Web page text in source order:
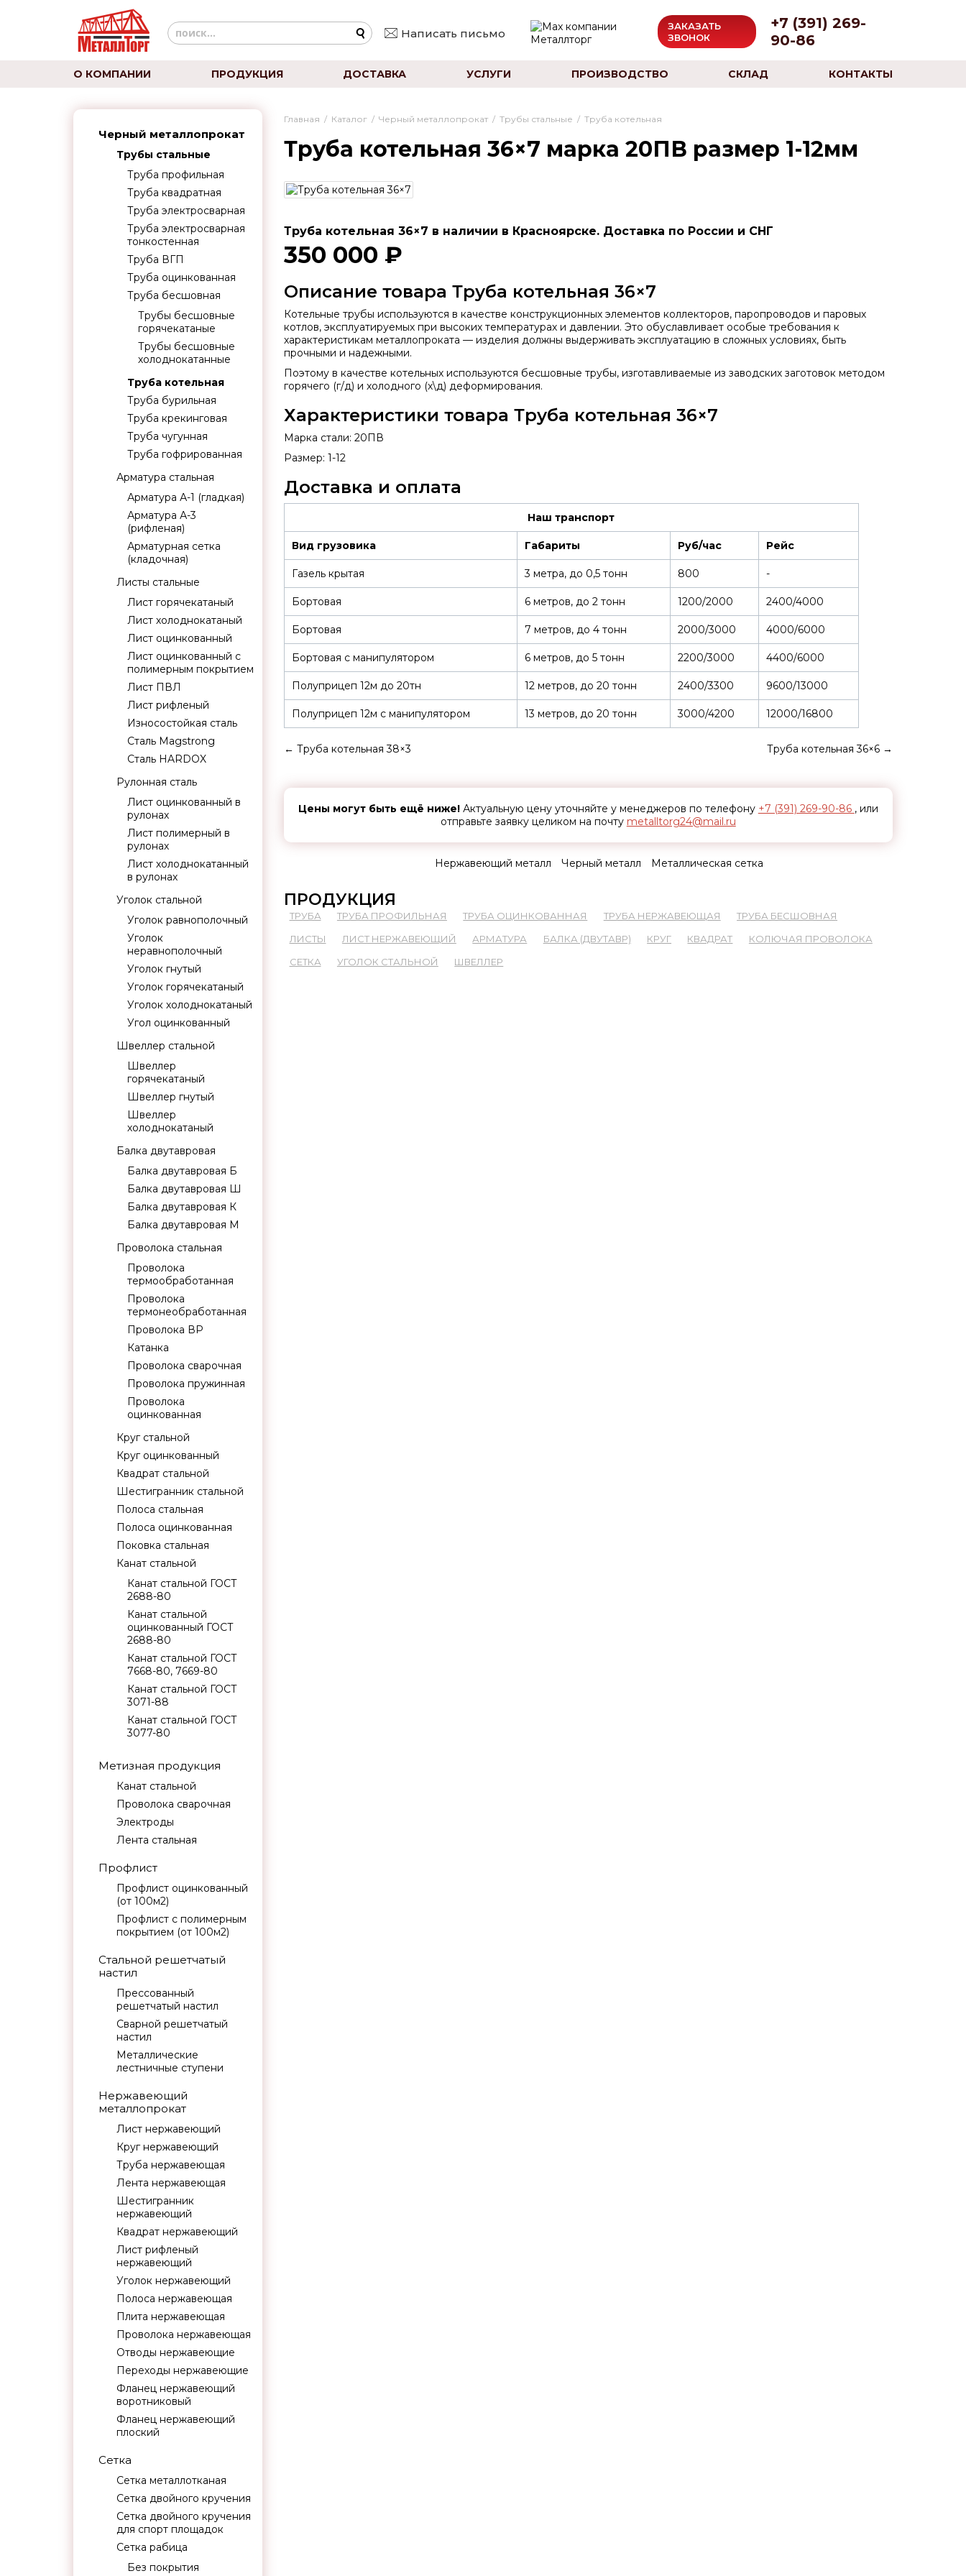
Написать письмо
ЗАКАЗАТЬ
ЗВОНОК
+7 (391) 269-
90-86
О КОМПАНИИ ПРОДУКЦИЯ ДОСТАВКА УСЛУГИ ПРОИЗВОДСТВО СКЛАД КОНТАКТЫ
Черный металлопрокат
Трубы стальные
Труба профильная
Труба квадратная
Труба электросварная
Труба электросварная
тонкостенная
Труба ВГП
Труба оцинкованная
Труба бесшовная
Трубы бесшовные
горячекатаные
Трубы бесшовные
холоднокатанные
Труба котельная
Труба бурильная
Труба крекинговая
Труба чугунная
Труба гофрированная
Арматура стальная
Арматура А-1 (гладкая)
Арматура А-3
(рифленая)
Арматурная сетка
(кладочная)
Листы стальные
Лист горячекатаный
Лист холоднокатаный
Лист оцинкованный
Лист оцинкованный с
полимерным покрытием
Лист ПВЛ
Лист рифленый
Износостойкая сталь
Сталь Magstrong
Сталь HARDOX
Рулонная сталь
Лист оцинкованный в
рулонах
Лист полимерный в
рулонах
Лист холоднокатанный
в рулонах
Уголок стальной
Уголок равнополочный
Уголок
неравнополочный
Уголок гнутый
Уголок горячекатаный
Уголок холоднокатаный
Угол оцинкованный
Швеллер стальной
Швеллер
горячекатаный
Швеллер гнутый
Швеллер
холоднокатаный
Балка двутавровая
Балка двутавровая Б
Балка двутавровая Ш
Балка двутавровая К
Балка двутавровая М
Проволока стальная
Проволока
термообработанная
Проволока
термонеобработанная
Проволока ВР
Катанка
Проволока сварочная
Проволока пружинная
Проволока
оцинкованная
Круг стальной
Круг оцинкованный
Квадрат стальной
Шестигранник стальной
Полоса стальная
Полоса оцинкованная
Поковка стальная
Канат стальной
Канат стальной ГОСТ
2688-80
Канат стальной
оцинкованный ГОСТ
2688-80
Канат стальной ГОСТ
7668-80, 7669-80
Канат стальной ГОСТ
3071-88
Канат стальной ГОСТ
3077-80
Метизная продукция
Канат стальной
Проволока сварочная
Электроды
Лента стальная
Профлист
Профлист оцинкованный
(от 100м2)
Профлист с полимерным
покрытием (от 100м2)
Стальной решетчатый
настил
Прессованный
решетчатый настил
Сварной решетчатый
настил
Металлические
лестничные ступени
Нержавеющий
металлопрокат
Лист нержавеющий
Круг нержавеющий
Труба нержавеющая
Лента нержавеющая
Шестигранник
нержавеющий
Квадрат нержавеющий
Лист рифленый
нержавеющий
Уголок нержавеющий
Полоса нержавеющая
Плита нержавеющая
Проволока нержавеющая
Отводы нержавеющие
Переходы нержавеющие
Фланец нержавеющий
воротниковый
Фланец нержавеющий
плоский
Сетка
Сетка металлотканая
Сетка двойного кручения
Сетка двойного кручения
для спорт площадок
Сетка рабица
Без покрытия
Главная / Каталог / Черный металлопрокат / Трубы стальные / Труба котельная
Труба котельная 36×7 марка 20ПВ размер 1-12мм
Труба котельная 36×7 в наличии в Красноярске. Доставка по России и СНГ
350 000 ₽
Описание товара Труба котельная 36×7
Котельные трубы используются в качестве конструкционных элементов коллекторов, паропроводов и паровых
котлов, эксплуатируемых при высоких температурах и давлении. Это обуславливает особые требования к
характеристикам металлопроката — изделия должны выдерживать эксплуатацию в сложных условиях, быть
прочными и надежными.
Поэтому в качестве котельных используются бесшовные трубы, изготавливаемые из заводских заготовок методом
горячего (г/д) и холодного (х\д) деформирования.
Характеристики товара Труба котельная 36×7
Марка стали: 20ПВ
Размер: 1-12
Доставка и оплата
Наш транспорт
Вид грузовика Габариты Руб/час Рейс
Газель крытая 3 метра, до 0,5 тонн 800 -
Бортовая 6 метров, до 2 тонн 1200/2000 2400/4000
Бортовая 7 метров, до 4 тонн 2000/3000 4000/6000
Бортовая с манипулятором 6 метров, до 5 тонн 2200/3000 4400/6000
Полуприцеп 12м до 20тн 12 метров, до 20 тонн 2400/3300 9600/13000
Полуприцеп 12м с манипулятором 13 метров, до 20 тонн 3000/4200 12000/16800
← Труба котельная 38×3 Труба котельная 36×6 →
Цены могут быть ещё ниже!Актуальную цену уточняйте у менеджеров по телефону +7 (391) 269-90-86 , или
отправьте заявку целиком на почту metalltorg24@mail.ru
Нержавеющий металл Черный металл Металлическая сетка
ПРОДУКЦИЯ
ТРУБА ТРУБА ПРОФИЛЬНАЯ ТРУБА ОЦИНКОВАННАЯ ТРУБА НЕРЖАВЕЮЩАЯ
ТРУБА БЕСШОВНАЯ
ЛИСТЫ
ЛИСТ НЕРЖАВЕЮЩИЙ АРМАТУРА БАЛКА (ДВУТАВР) КРУГ КВАДРАТ
КОЛЮЧАЯ ПРОВОЛОКА
СЕТКА
УГОЛОК СТАЛЬНОЙ ШВЕЛЛЕР